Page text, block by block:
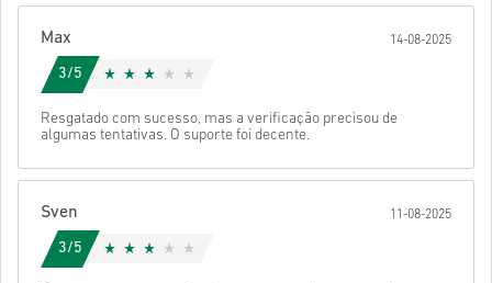
Max 14-08-2025
3/5
Resgatado com sucesso, mas a verificação precisou de
algumas tentativas. O suporte foi decente.
Sven 11-08-2025
3/5